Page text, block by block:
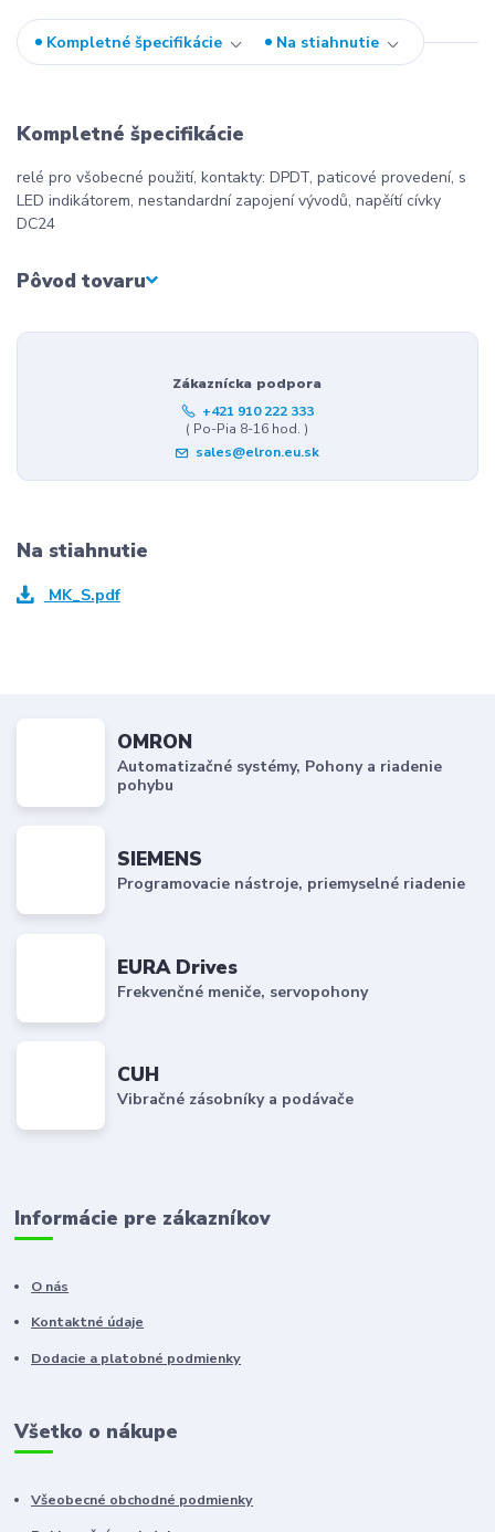
Kompletné špecifikácie Na stiahnutie
Kompletné špecifikácie
relé pro všobecné použití, kontakty: DPDT, paticové provedení, s
LED indikátorem, nestandardní zapojení vývodů, napěítí cívky
DC24
Pôvod tovaru
Zákaznícka podpora
+421 910 222 333
( Po-Pia 8-16 hod. )
sales@elron.eu.sk
Na stiahnutie
MK_S.pdf
OMRON
Automatizačné systémy, Pohony a riadenie
pohybu
SIEMENS
Programovacie nástroje, priemyselné riadenie
EURA Drives
Frekvenčné meniče, servopohony
CUH
Vibračné zásobníky a podávače
Informácie pre zákazníkov
O nás
Kontaktné údaje
Dodacie a platobné podmienky
Všetko o nákupe
Všeobecné obchodné podmienky